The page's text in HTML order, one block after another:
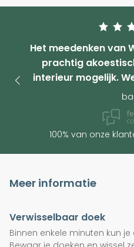
Het meedenken van
prachtig
interieur mogelijk.
100% van onze
Meer informatie
Verwisselbaar doek
Binnen enkele minuten kun